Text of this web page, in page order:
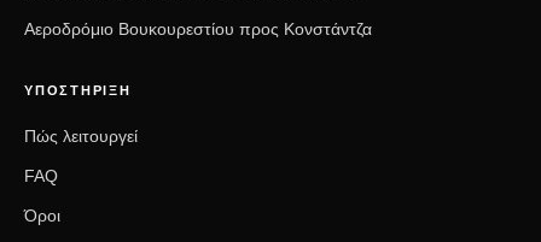
Αεροδρόμιο Βουκουρεστίου προς Κονστάντζα
ΥΠΟΣΤΉΡΙΞΗ
Πώς λειτουργεί
FAQ
Όροι